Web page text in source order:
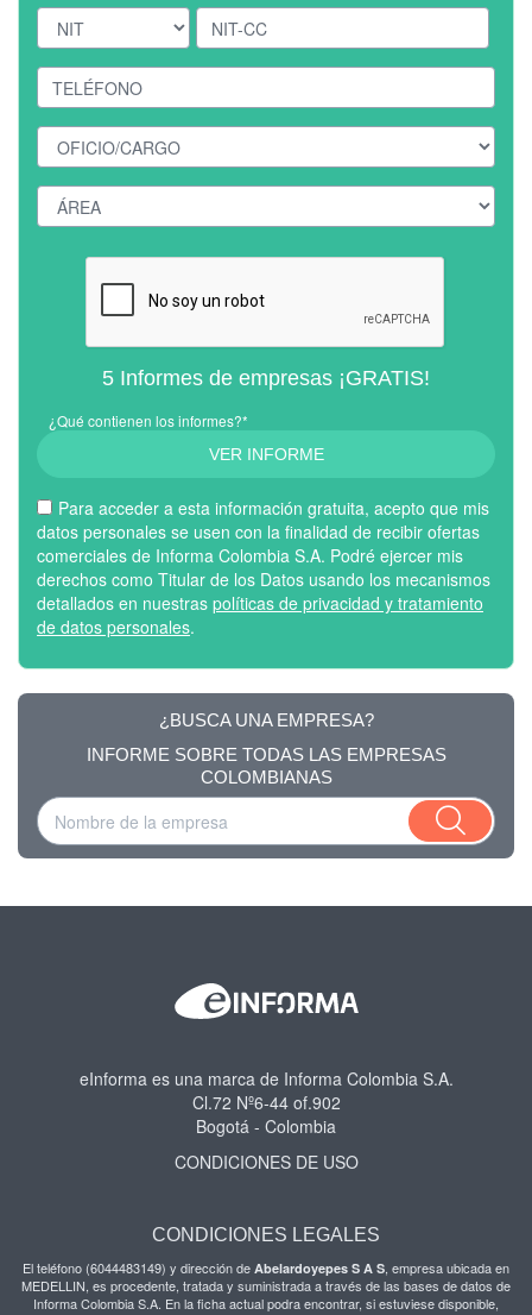
5 Informes de empresas ¡GRATIS!
¿Qué contienen los informes?*
VER INFORME
Para acceder a esta información gratuita, acepto que mis
datos personales se usen con la finalidad de recibir ofertas
comerciales de Informa Colombia S.A. Podré ejercer mis
derechos como Titular de los Datos usando los mecanismos
detallados en nuestras políticas de privacidad y tratamiento
de datos personales.
¿BUSCA UNA EMPRESA?
INFORME SOBRE TODAS LAS EMPRESAS
COLOMBIANAS
eInforma es una marca de Informa Colombia S.A.
Cl.72 Nº6-44 of.902
Bogotá - Colombia
CONDICIONES DE USO
CONDICIONES LEGALES
El teléfono (6044483149) y dirección de Abelardoyepes S A S
MEDELLIN, es procedente, tratada y suministrada a través de las bases de datos de
Informa Colombia S.A. En la ficha actual podra encontrar, si estuviese disponible,